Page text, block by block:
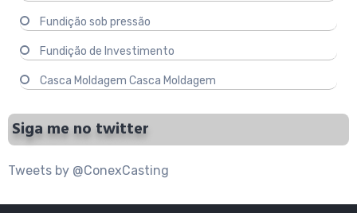
Fundição sob pressão
Fundição de Investimento
Casca Moldagem Casca Moldagem
Siga me no twitter
Tweets by @ConexCasting